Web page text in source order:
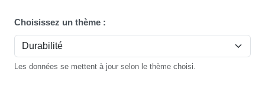
Choisissez un thème :
Les données se mettent à jour selon le thème choisi.